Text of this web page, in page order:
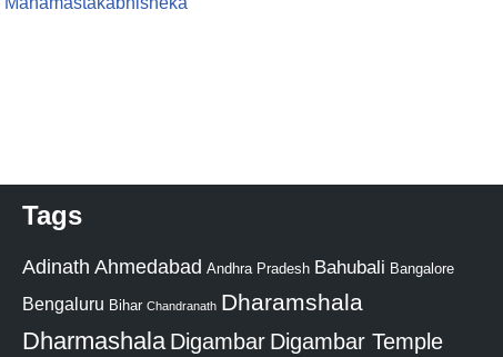
Tags
Adinath Ahmedabad Andhra Pradesh Bahubali Bangalore
Bengaluru Bihar Chandranath Dharamshala
Dharmashala Digambar Digambar Temple